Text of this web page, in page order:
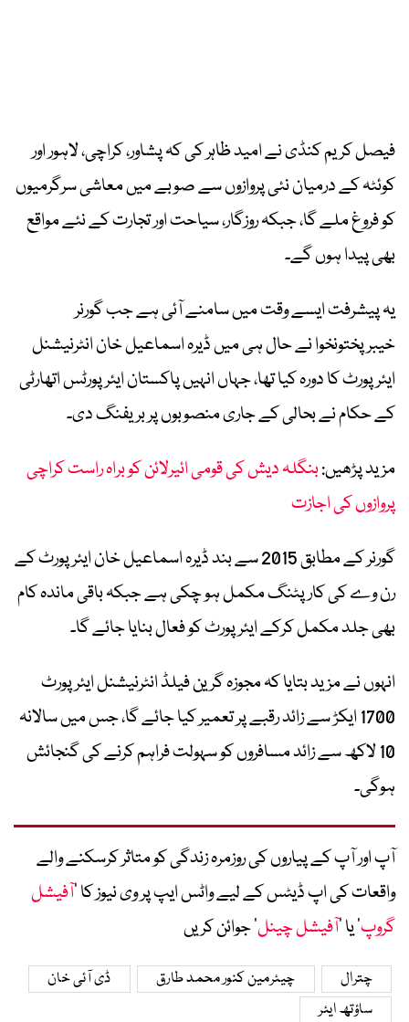
فیصل کریم کنڈی نے امید ظاہر کی کہ پشاور، کراچی، لاہور اور
کوئٹہ کے درمیان نئی پروازوں سے صوبے میں معاشی سرگرمیوں
کو فروغ ملے گا، جبکہ روزگار، سیاحت اور تجارت کے نئے مواقع
بھی پیدا ہوں گے۔
یہ پیشرفت ایسے وقت میں سامنے آئی ہے جب گورنر
خیبرپختونخوا نے حال ہی میں ڈیرہ اسماعیل خان انٹرنیشنل
ایئرپورٹ کا دورہ کیا تھا، جہاں انہیں پاکستان ایئرپورٹس اتھارٹی
کے حکام نے بحالی کے جاری منصوبوں پر بریفنگ دی۔
مزید پڑھیں:بنگلہ دیش کی قومی ائیرلائن کو براہ راست کراچی
پروازوں کی اجازت
گورنر کے مطابق 2015 سے بند ڈیرہ اسماعیل خان ایئرپورٹ کے
رن وے کی کارپٹنگ مکمل ہو چکی ہے جبکہ باقی ماندہ کام
بھی جلد مکمل کرکے ایئرپورٹ کو فعال بنایا جائے گا۔
انہوں نے مزید بتایا کہ مجوزہ گرین فیلڈ انٹرنیشنل ایئرپورٹ
1700 ایکڑ سے زائد رقبے پر تعمیر کیا جائے گا، جس میں سالانہ
10 لاکھ سے زائد مسافروں کو سہولت فراہم کرنے کی گنجائش
ہوگی۔
آپ اور آپ کے پیاروں کی روزمرہ زندگی کو متاثر کرسکنے والے
واقعات کی اپ ڈیٹس کے لیے واٹس ایپ پر وی نیوز کا ’آفیشل
گروپ‘ یا ’آفیشل چینل‘ جوائن کریں
چترال چیئرمین کنور محمد طارق
ڈی آئی خان
ساؤتھ ایئر